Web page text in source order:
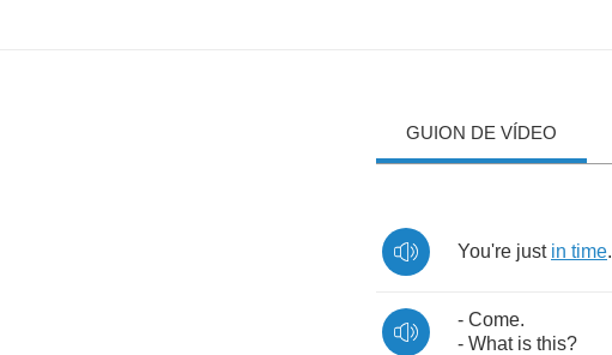
GUION DE VÍDEO
You're just in time.
- Come.
- What is this?